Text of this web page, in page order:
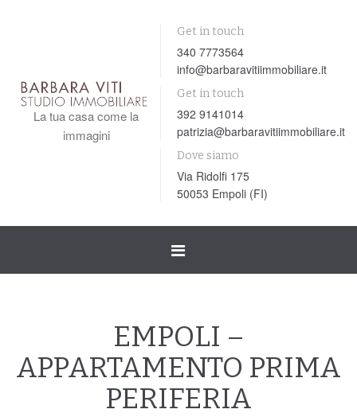
La tua casa come la
immagini
Get in touch
340 7773564
info@barbaravitiimmobiliare.it
Get in touch
392 9141014
patrizia@barbaravitiimmobiliare.it
Dove siamo
Via Ridolfi 175
50053 Empoli (FI)
Toggle
EMPOLI –
APPARTAMENTO PRIMA
PERIFERIA